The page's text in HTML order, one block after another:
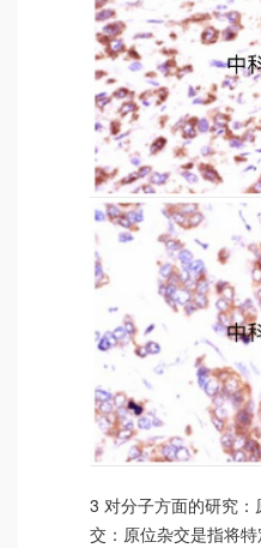
3 对分子方面的研究
交：原位杂交是指将